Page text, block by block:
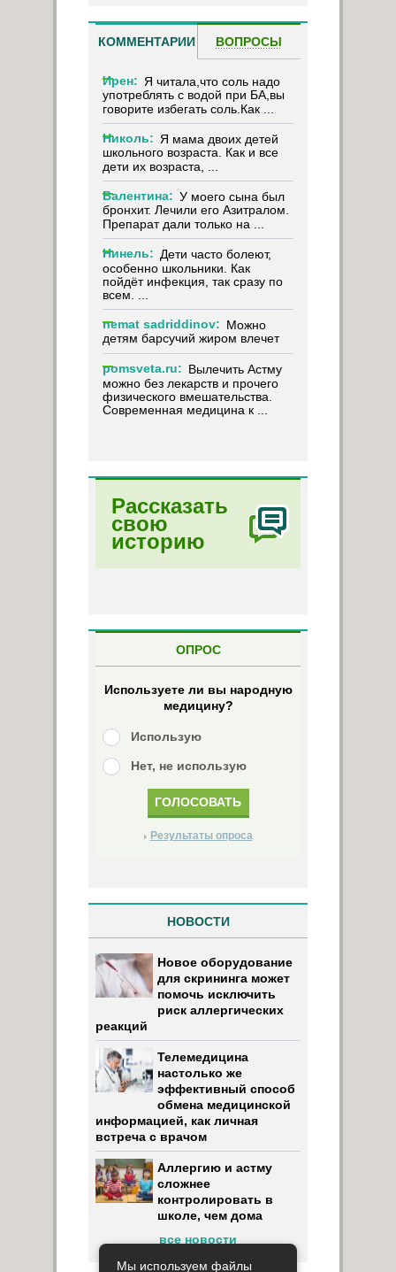
КОММЕНТАРИИ ВОПРОСЫ
Ирен: Я читала,что соль надо
употреблять с водой при БА,вы
говорите избегать соль.Как ...
Николь: Я мама двоих детей
школьного возраста. Как и все
дети их возраста, ...
Валентина: У моего сына был
бронхит. Лечили его Азитралом.
Препарат дали только на ...
Нинель: Дети часто болеют,
особенно школьники. Как
пойдёт инфекция, так сразу по
всем. ...
nemat sadriddinov: Можно
детям барсучий жиром влечет
pomsveta.ru: Вылечить Астму
можно без лекарств и прочего
физического вмешательства.
Современная медицина к ...
Рассказать
свою
историю
ОПРОС
Используете ли вы народную
медицину?
Использую
Нет, не использую
Результаты опроса
НОВОСТИ
Новое оборудование
для скрининга может
помочь исключить
риск аллергических
реакций
Телемедицина
настолько же
эффективный способ
обмена медицинской
информацией, как личная
встреча с врачом
Аллергию и астму
сложнее
контролировать в
школе, чем дома
все новости
Мы используем файлы